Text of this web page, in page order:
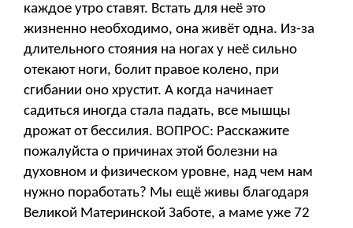
каждое утро ставят. Встать для неё это
жизненно необходимо, она живёт одна. Из-за
длительного стояния на ногах у неё сильно
отекают ноги, болит правое колено, при
сгибании оно хрустит. А когда начинает
садиться иногда стала падать, все мышцы
дрожат от бессилия. ВОПРОС: Расскажите
пожалуйста о причинах этой болезни на
духовном и физическом уровне, над чем нам
нужно поработать? Мы ещё живы благодаря
Великой Материнской Заботе, а маме уже 72